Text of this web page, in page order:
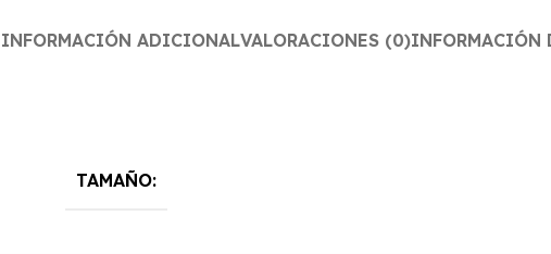
INFORMACIÓN ADICIONALVALORACIONES (0)INFORMACIÓN
TAMAÑO: